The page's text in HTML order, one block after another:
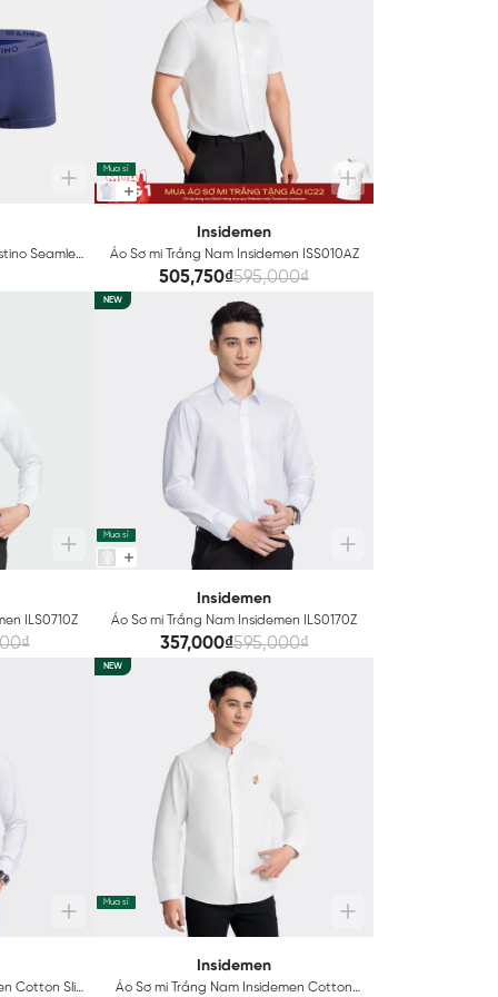
Seamless
Mua sỉ
Insidemen
Áo Sơ mi Trắng Nam Insidemen ISS010AZ
505,750₫595,000₫
ILS0710Z
NEW
Mua sỉ
Insidemen
Áo Sơ mi Trắng Nam Insidemen ILS0170Z
357,000₫595,000₫
Cotton Slim
NEW
Mua sỉ
Insidemen
Áo Sơ mi Trắng Nam Insidemen Cotton